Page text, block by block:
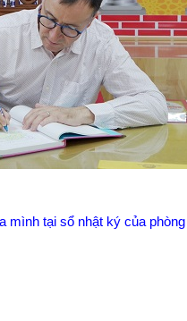
mình tại sổ nhật ký của